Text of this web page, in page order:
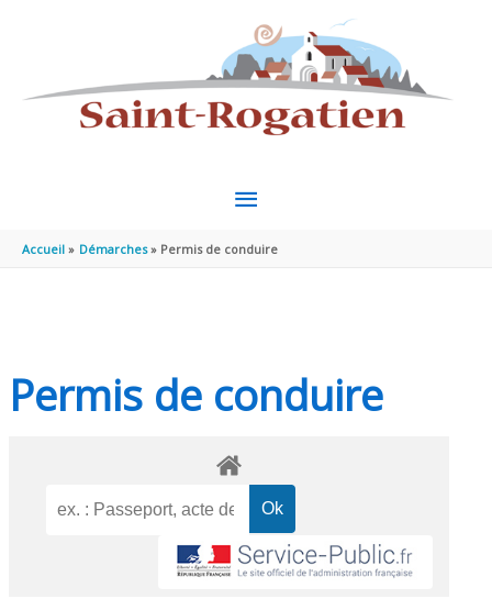
MENU
PRINCIPAL
Accueil Démarches Permis de conduire
Permis de conduire